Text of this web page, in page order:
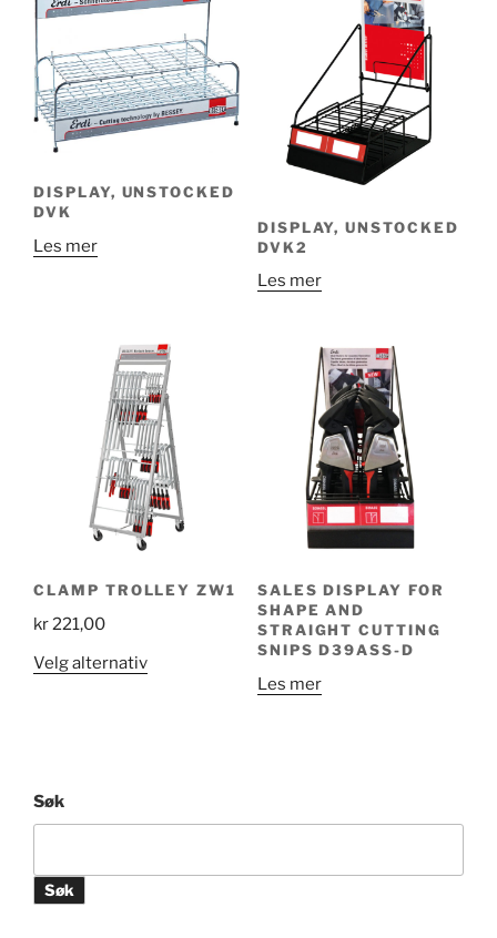
DISPLAY, UNSTOCKED
DVK
Les mer
DISPLAY, UNSTOCKED
DVK2
Les mer
CLAMP TROLLEY ZW1
kr221,00
Velg alternativDette
kan
på
SALES DISPLAY FOR
SHAPE AND
STRAIGHT CUTTING
SNIPS D39ASS-D
Les mer
Søk
Søk